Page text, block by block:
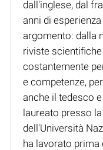
dall'inglese, dal
anni di
argomento: dalla
riviste
costantemente
e competenze,
anche il tedesco
laureato presso
dell'Università
ha lavorato prima